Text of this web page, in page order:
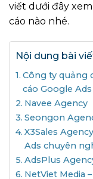
viết dưới đây
cáo nào nhé.
Nội dung bài
Công ty quảng
cáo Google
Navee Agency
Seongon
X3Sales
Ads chuyên
AdsPlus
NetViet Media